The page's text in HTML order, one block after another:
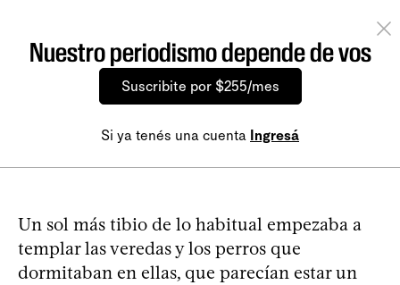
Nuestro periodismo depende de vos
Suscribite por $255/mes
Si ya tenés una cuenta Ingresá
Un sol más tibio de lo habitual empezaba a
templar las veredas y los perros que
dormitaban en ellas, que parecían estar un